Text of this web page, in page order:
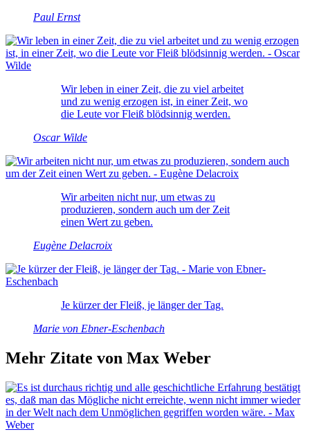
Paul Ernst
Wir leben in einer Zeit, die zu viel arbeitet
und zu wenig erzogen ist, in einer Zeit, wo
die Leute vor Fleiß blödsinnig werden.
Oscar Wilde
Wir arbeiten nicht nur, um etwas zu
produzieren, sondern auch um der Zeit
einen Wert zu geben.
Eugène Delacroix
Je kürzer der Fleiß, je länger der Tag.
Marie von Ebner-Eschenbach
Mehr Zitate von Max Weber